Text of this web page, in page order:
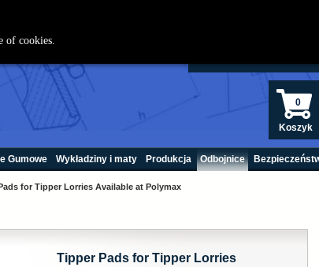
0
Koszyk
Gumowe Wykładziny i maty Produkcja Odbojnice
for Tipper Lorries Available at Polymax
Tipper Pads for Tipper Lorries
of cookies.